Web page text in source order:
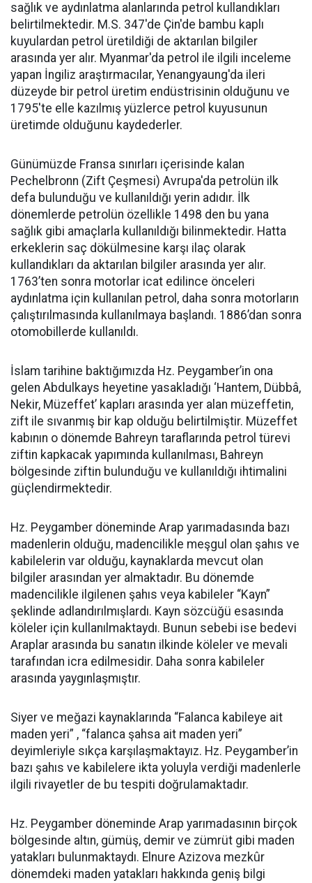
sağlık ve aydınlatma alanlarında petrol kullandıkları
belirtilmektedir. M.S. 347'de Çin'de bambu kaplı
kuyulardan petrol üretildiği de aktarılan bilgiler
arasında yer alır. Myanmar'da petrol ile ilgili inceleme
yapan İngiliz araştırmacılar, Yenangyaung'da ileri
düzeyde bir petrol üretim endüstrisinin olduğunu ve
1795'te elle kazılmış yüzlerce petrol kuyusunun
üretimde olduğunu kaydederler.
Günümüzde Fransa sınırları içerisinde kalan
Pechelbronn (Zift Çeşmesi) Avrupa'da petrolün ilk
defa bulunduğu ve kullanıldığı yerin adıdır. İlk
dönemlerde petrolün özellikle 1498 den bu yana
sağlık gibi amaçlarla kullanıldığı bilinmektedir. Hatta
erkeklerin saç dökülmesine karşı ilaç olarak
kullandıkları da aktarılan bilgiler arasında yer alır.
1763’ten sonra motorlar icat edilince önceleri
aydınlatma için kullanılan petrol, daha sonra motorların
çalıştırılmasında kullanılmaya başlandı. 1886’dan sonra
otomobillerde kullanıldı.
İslam tarihine baktığımızda Hz. Peygamber’in ona
gelen Abdulkays heyetine yasakladığı ‘Hantem, Dübbâ,
Nekir, Müzeffet’ kapları arasında yer alan müzeffetin,
zift ile sıvanmış bir kap olduğu belirtilmiştir. Müzeffet
kabının o dönemde Bahreyn taraflarında petrol türevi
ziftin kapkacak yapımında kullanılması, Bahreyn
bölgesinde ziftin bulunduğu ve kullanıldığı ihtimalini
güçlendirmektedir.
Hz. Peygamber döneminde Arap yarımadasında bazı
madenlerin olduğu, madencilikle meşgul olan şahıs ve
kabilelerin var olduğu, kaynaklarda mevcut olan
bilgiler arasından yer almaktadır. Bu dönemde
madencilikle ilgilenen şahıs veya kabileler “Kayn”
şeklinde adlandırılmışlardı. Kayn sözcüğü esasında
köleler için kullanılmaktaydı. Bunun sebebi ise bedevi
Araplar arasında bu sanatın ilkinde köleler ve mevali
tarafından icra edilmesidir. Daha sonra kabileler
arasında yaygınlaşmıştır.
Siyer ve meğazi kaynaklarında “Falanca kabileye ait
maden yeri” , “falanca şahsa ait maden yeri”
deyimleriyle sıkça karşılaşmaktayız. Hz. Peygamber’in
bazı şahıs ve kabilelere ikta yoluyla verdiği madenlerle
ilgili rivayetler de bu tespiti doğrulamaktadır.
Hz. Peygamber döneminde Arap yarımadasının birçok
bölgesinde altın, gümüş, demir ve zümrüt gibi maden
yatakları bulunmaktaydı. Elnure Azizova mezkûr
dönemdeki maden yatakları hakkında geniş bilgi